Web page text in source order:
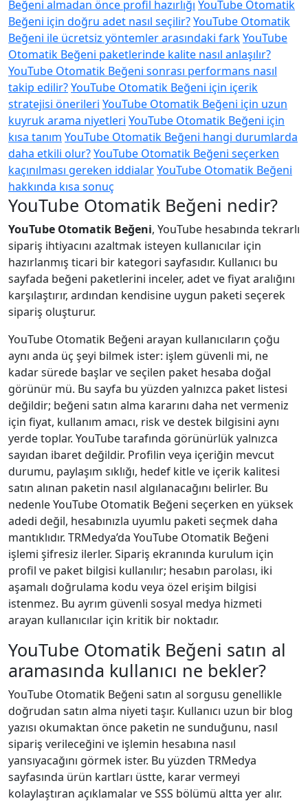
Beğeni almadan önce profil hazırlığı YouTube Otomatik
Beğeni için doğru adet nasıl seçilir?YouTube Otomatik
Beğeni ile ücretsiz yöntemler arasındaki farkYouTube
Otomatik Beğeni paketlerinde kalite nasıl anlaşılır?
YouTube Otomatik Beğeni sonrası performans nasıl
takip edilir?YouTube Otomatik Beğeni için içerik
stratejisi önerileri YouTube Otomatik Beğeni için uzun
kuyruk arama niyetleri YouTube Otomatik Beğeni için
kısa tanım YouTube Otomatik Beğeni hangi durumlarda
daha etkili olur?YouTube Otomatik Beğeni seçerken
kaçınılması gereken iddialarYouTube Otomatik Beğeni
hakkında kısa sonuç
YouTube Otomatik Beğeni nedir?
YouTube Otomatik Beğeni, YouTube hesabında tekrarlı
sipariş ihtiyacını azaltmak isteyen kullanıcılar için
hazırlanmış ticari bir kategori sayfasıdır. Kullanıcı bu
sayfada beğeni paketlerini inceler, adet ve fiyat aralığını
karşılaştırır, ardından kendisine uygun paketi seçerek
sipariş oluşturur.
YouTube Otomatik Beğeni arayan kullanıcıların çoğu
aynı anda üç şeyi bilmek ister: işlem güvenli mi, ne
kadar sürede başlar ve seçilen paket hesaba doğal
görünür mü. Bu sayfa bu yüzden yalnızca paket listesi
değildir; beğeni satın alma kararını daha net vermeniz
için fiyat, kullanım amacı, risk ve destek bilgisini aynı
yerde toplar. YouTube tarafında görünürlük yalnızca
sayıdan ibaret değildir. Profilin veya içeriğin mevcut
durumu, paylaşım sıklığı, hedef kitle ve içerik kalitesi
satın alınan paketin nasıl algılanacağını belirler. Bu
nedenle YouTube Otomatik Beğeni seçerken en yüksek
adedi değil, hesabınızla uyumlu paketi seçmek daha
mantıklıdır. TRMedya’da YouTube Otomatik Beğeni
işlemi şifresiz ilerler. Sipariş ekranında kurulum için
profil ve paket bilgisi kullanılır; hesabın parolası, iki
aşamalı doğrulama kodu veya özel erişim bilgisi
istenmez. Bu ayrım güvenli sosyal medya hizmeti
arayan kullanıcılar için kritik bir noktadır.
YouTube Otomatik Beğeni satın al
aramasında kullanıcı ne bekler?
YouTube Otomatik Beğeni satın al sorgusu genellikle
doğrudan satın alma niyeti taşır. Kullanıcı uzun bir blog
yazısı okumaktan önce paketin ne sunduğunu, nasıl
sipariş verileceğini ve işlemin hesabına nasıl
yansıyacağını görmek ister. Bu yüzden TRMedya
sayfasında ürün kartları üstte, karar vermeyi
kolaylaştıran açıklamalar ve SSS bölümü altta yer alır.